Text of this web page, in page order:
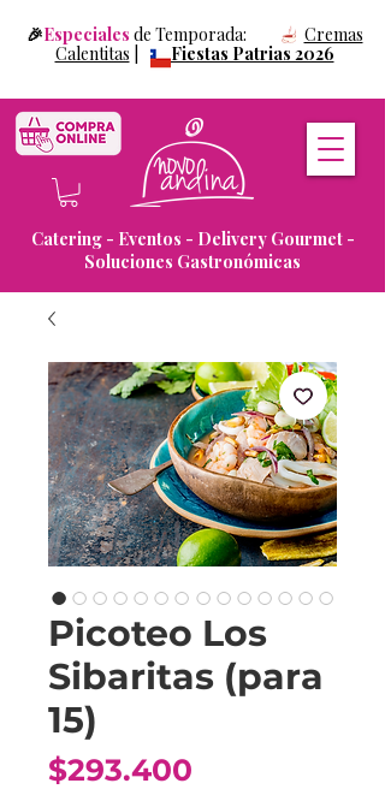
Catering - Eventos - Delivery Gourmet -
Soluciones Gastronómicas
🎉Especiales de Temporada: Cremas
Calentitas
Fiestas Patrias 2026
Picoteo Los
Sibaritas (para
15)
$293.400